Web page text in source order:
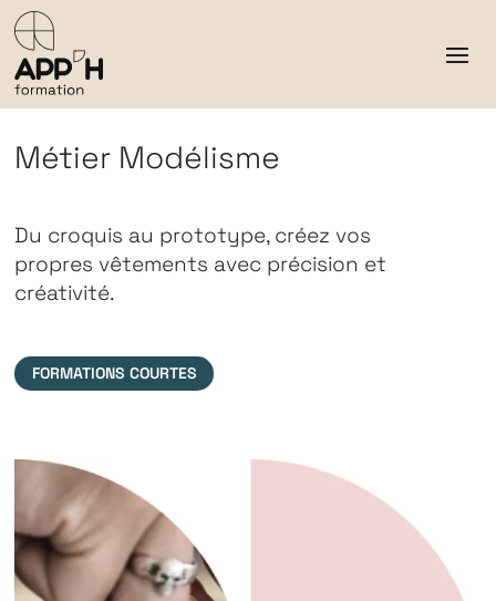
Métier Modélisme
Du croquis au prototype, créez vos
propres vêtements avec précision et
créativité.
FORMATIONS COURTES